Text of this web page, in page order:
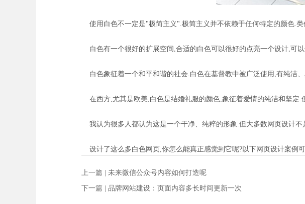
使用白色不一定是"极简主义".极简主义并不依赖于任何特定的颜色.
白色有一个很好的扩展空间,合适的白色可以很好的点亮一个设计,可
白色象征着一个和平和谐的社会.白色在基督教中被广泛使用,有纯洁
在西方,尤其是欧美,白色是结婚礼服的颜色,象征着爱情的纯洁和坚定.
我认为很多人都认为这是一个干净、纯粹的形象.但大多数网页设计
设计了这么多白色网页,你怎么能真正感觉到它呢?以下网页设计案例
上一篇 | 未来微信公众号内容如何打造呢
下一篇 | 品牌网站建设：页面内容多长时间更新一次